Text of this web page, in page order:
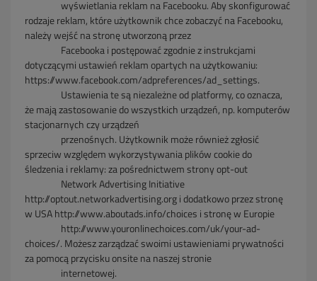
wyświetlaniareklam na Facebooku. Aby skonfigurować
rodzajereklam, które użytkownik chce zobaczyć na Facebooku,
należy wejść na stronę utworzoną przez
Facebooka i postępować zgodnie z instrukcjami
dotyczącymi ustawień reklam opartych na użytkowaniu:
https://www.facebook.com/adpreferences/ad_settings.
Ustawienia tesą niezależne od platformy, co oznacza,
że mają zastosowanie do wszystkich urządzeń, np. komputerów
stacjonarnych czy urządzeń
przenośnych. Użytkownik może również zgłosić
sprzeciw względem wykorzystywania plików cookie do
śledzenia i reklamy: za pośrednictwem strony opt-out
Network AdvertisingInitiative
http://optout.networkadvertising.org i dodatkowo przez stronę
w USA http://www.aboutads.info/choices i stronę w Europie
http://www.youronlinechoices.com/uk/your-ad-
choices/. Możesz zarządzać swoimi ustawieniami prywatności
za pomocą przycisku onsite na naszej stronie
internetowej.